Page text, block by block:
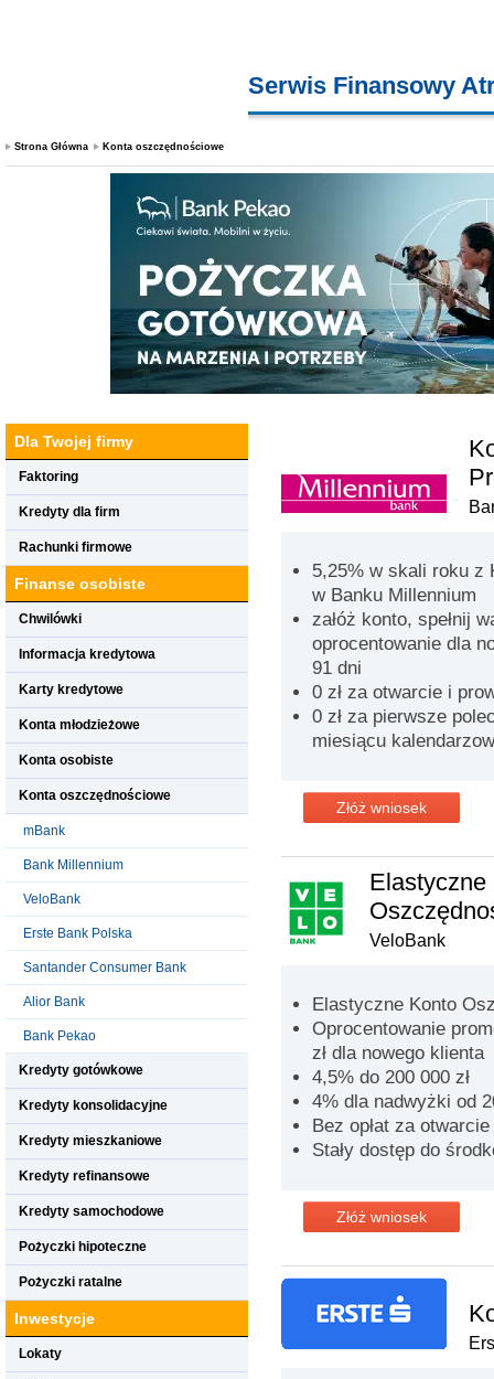
Serwis Finansowy
Strona Główna Konta oszczędnościowe
Dla Twojej firmy
Faktoring
Kredyty dla firm
Rachunki firmowe
Finanse osobiste
Chwilówki
Informacja kredytowa
Karty kredytowe
Konta młodzieżowe
Konta osobiste
Konta oszczędnościowe
mBank
Bank Millennium
VeloBank
Erste Bank Polska
Santander Consumer Bank
Alior Bank
Bank Pekao
Kredyty gotówkowe
Kredyty konsolidacyjne
Kredyty mieszkaniowe
Kredyty refinansowe
Kredyty samochodowe
Pożyczki hipoteczne
Pożyczki ratalne
Inwestycje
Lokaty
5,25% w skali roku z
w Banku Millennium
załóż konto, spełnij
oprocentowanie dla
91 dni
0 zł za otwarcie i
0 zł za pierwsze
miesiącu
Złóż wniosek
Elastyczne
VeloBank
Elastyczne Konto
Oprocentowanie
zł dla nowego klienta
4,5% do 200 000 zł
4% dla nadwyżki od
Bez opłat za
Stały dostęp do
Złóż wniosek